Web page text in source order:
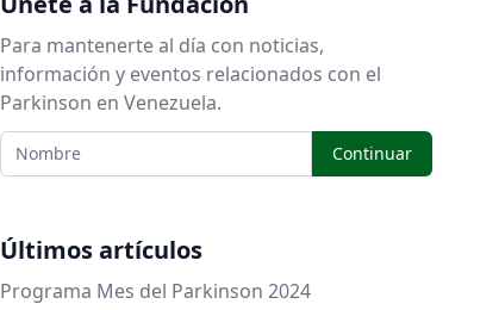
Para mantenerte al día con noticias,
información y eventos relacionados con el
Parkinson en Venezuela.
Continuar
Últimos artículos
Programa Mes del Parkinson 2024